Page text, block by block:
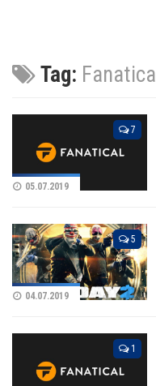
Tag: Fanatical
7
05.07.2019
5
04.07.2019
1